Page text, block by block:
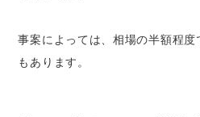
事案によっては、相場の半額程度
もあります。